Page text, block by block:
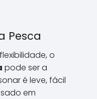
Pesca
o
pode ser a
é leve, fácil
em